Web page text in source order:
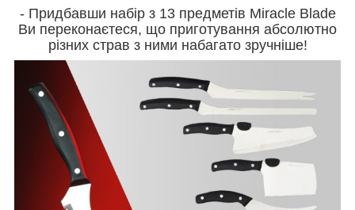
- Придбавши набір з 13 предметів Miracle Blade
Ви переконаєтеся, що приготування абсолютно
різних страв з ними набагато зручніше!